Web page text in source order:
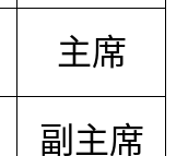
主席
副主席